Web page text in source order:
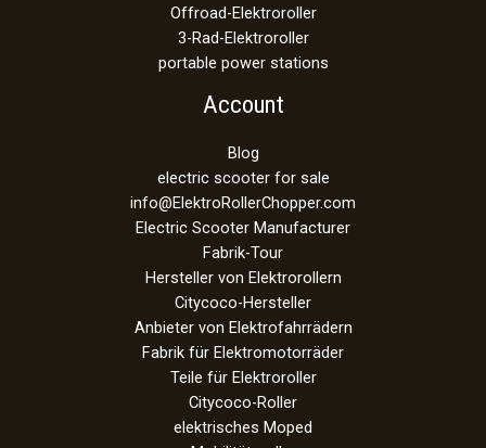
Offroad-Elektroroller
3-Rad-Elektroroller
portable power stations
Account
Blog
electric scooter for sale
info@ElektroRollerChopper.com
Electric Scooter Manufacturer
Fabrik-Tour
Hersteller von Elektrorollern
Citycoco-Hersteller
Anbieter von Elektrofahrrädern
Fabrik für Elektromotorräder
Teile für Elektroroller
Citycoco-Roller
elektrisches Moped